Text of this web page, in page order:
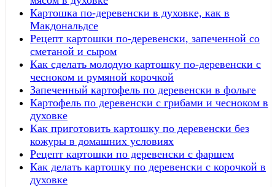
Картошка по-деревенски в духовке, как в
Макдональдсе
Рецепт картошки по-деревенски, запеченной со
сметаной и сыром
Как сделать молодую картошку по-деревенски с
чесноком и румяной корочкой
Запеченный картофель по деревенски в фольге
Картофель по деревенски с грибами и чесноком в
духовке
Как приготовить картошку по деревенски без
кожуры в домашних условиях
Рецепт картошки по деревенски с фаршем
Как делать картошку по деревенски с корочкой в
духовке